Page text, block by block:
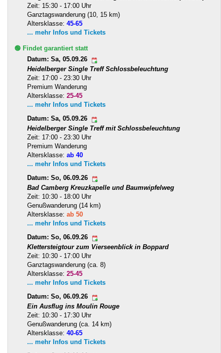
Zeit: 15:30 - 17:00 Uhr
Ganztagswanderung (10, 15 km)
Altersklasse: 45-65
... mehr Infos und Tickets
🟢 Findet garantiert statt
Datum: Sa, 05.09.26
Heidelberger Single Treff Schlossbeleuchtung
Zeit: 17:00 - 23:30 Uhr
Premium Wanderung
Altersklasse: 25-45
... mehr Infos und Tickets
Datum: Sa, 05.09.26
Heidelberger Single Treff mit Schlossbeleuchtung
Zeit: 17:00 - 23:30 Uhr
Premium Wanderung
Altersklasse: ab 40
... mehr Infos und Tickets
Datum: So, 06.09.26
Bad Camberg Kreuzkapelle und Baumwipfelweg
Zeit: 10:30 - 18:00 Uhr
Genußwanderung (14 km)
Altersklasse: ab 50
... mehr Infos und Tickets
Datum: So, 06.09.26
Klettersteigtour zum Vierseenblick in Boppard
Zeit: 10:30 - 17:00 Uhr
Ganztagswanderung (ca. 8)
Altersklasse: 25-45
... mehr Infos und Tickets
Datum: So, 06.09.26
Ein Ausflug ins Moulin Rouge
Zeit: 10:30 - 17:30 Uhr
Genußwanderung (ca. 14 km)
Altersklasse: 40-65
... mehr Infos und Tickets